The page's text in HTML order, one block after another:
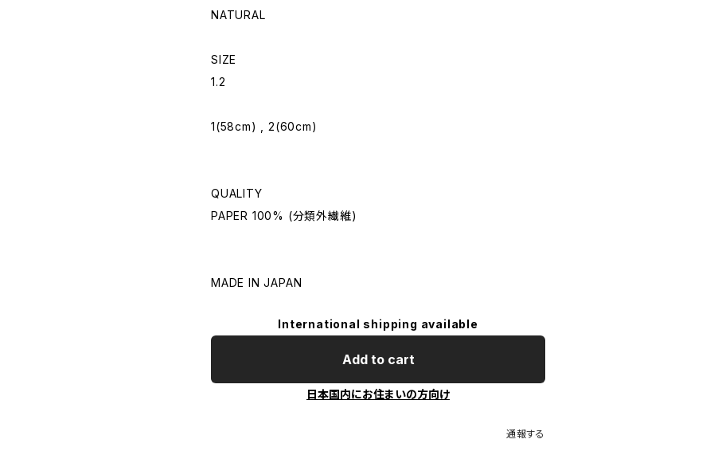
NATURAL
SIZE
1.2
1(58cm) , 2(60cm)
QUALITY
PAPER 100% (分類外繊維)
MADE IN JAPAN
International shipping available
Add to cart
日本国内にお住まいの方向け
通報する